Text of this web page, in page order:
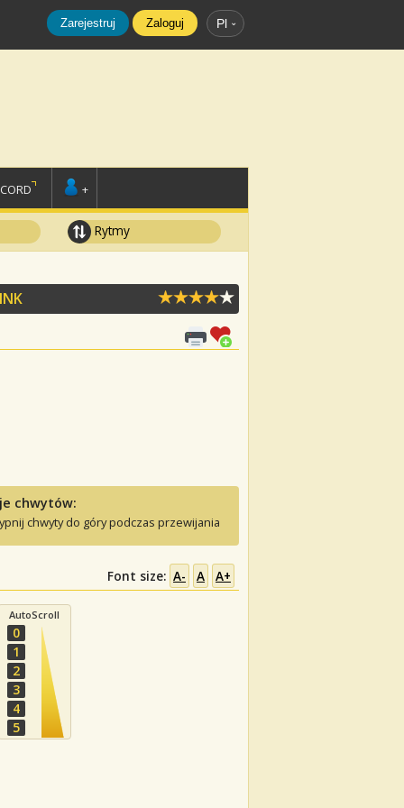
Zarejestruj Zaloguj Pl
+
Rytmy
chwytów:
chwyty do góry podczas przewijania
Font size: A- A A+
AutoScroll
0
1
2
3
4
5